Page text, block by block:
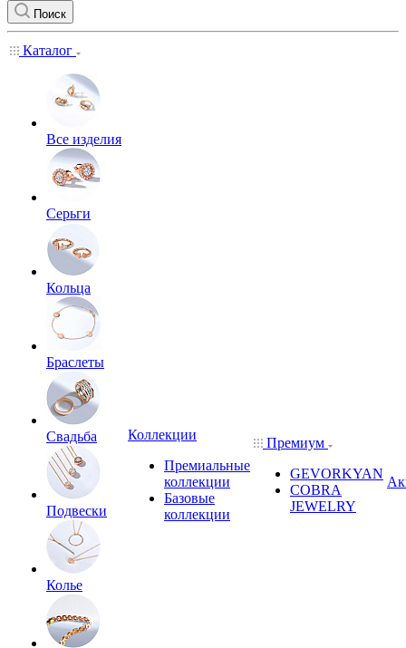
Поиск
Каталог
Все изделия
Серьги
Кольца
Браслеты
Свадьба
Подвески
Колье
Коллекции
Премиальные
коллекции
Базовые
коллекции
Премиум
GEVORKYAN
COBRA
JEWELRY